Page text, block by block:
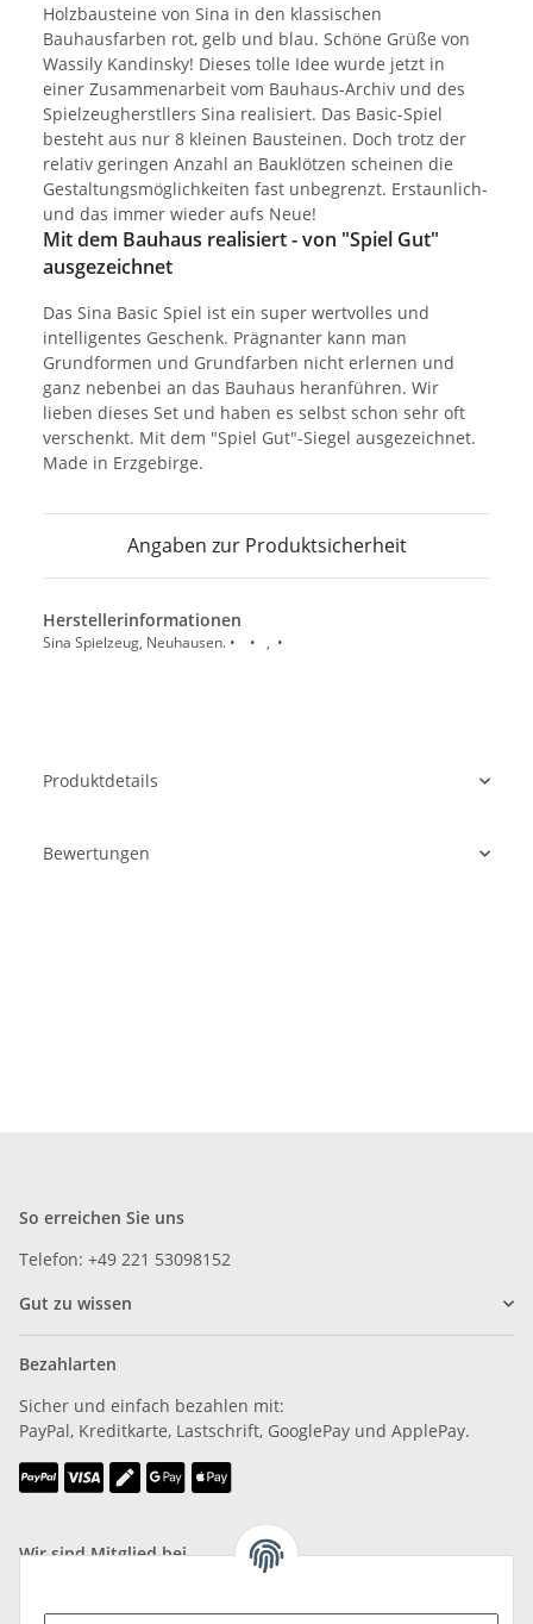
Holzbausteine von Sina in den klassischen
Bauhausfarben rot, gelb und blau. Schöne Grüße von
Wassily Kandinsky! Dieses tolle Idee wurde jetzt in
einer Zusammenarbeit vom Bauhaus-Archiv und des
Spielzeugherstllers Sina realisiert. Das Basic-Spiel
besteht aus nur 8 kleinen Bausteinen. Doch trotz der
relativ geringen Anzahl an Bauklötzen scheinen die
Gestaltungsmöglichkeiten fast unbegrenzt. Erstaunlich-
und das immer wieder aufs Neue!
Mit dem Bauhaus realisiert - von "Spiel Gut"
ausgezeichnet
Das Sina Basic Spiel ist ein super wertvolles und
intelligentes Geschenk. Prägnanter kann man
Grundformen und Grundfarben nicht erlernen und
ganz nebenbei an das Bauhaus heranführen. Wir
lieben dieses Set und haben es selbst schon sehr oft
verschenkt. Mit dem "Spiel Gut"-Siegel ausgezeichnet.
Made in Erzgebirge.
Angaben zur Produktsicherheit
Herstellerinformationen
Sina Spielzeug, Neuhausen. • • , •
Produktdetails
Bewertungen
So erreichen Sie uns
Telefon: +49 221 53098152
Gut zu wissen
Bezahlarten
Sicher und einfach bezahlen mit:
PayPal, Kreditkarte, Lastschrift, GooglePay und ApplePay.
Wir sind Mitglied bei